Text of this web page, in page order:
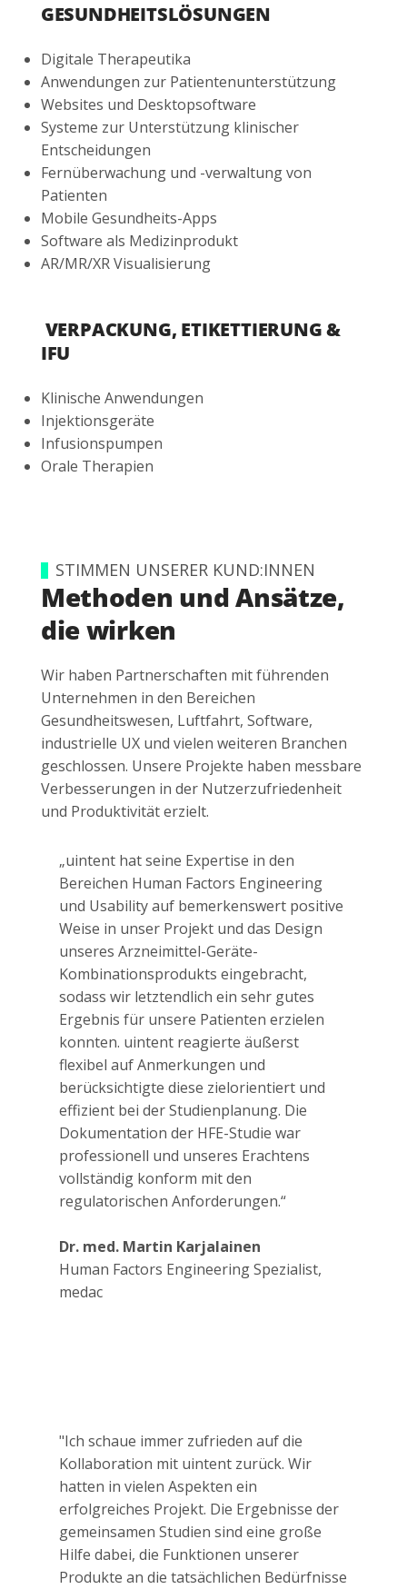
GESUNDHEITSLÖSUNGEN
VERPACKUNG, ETIKETTIERUNG &
IFU
Digitale Therapeutika
Anwendungen zur Patientenunterstützung
Websites und Desktopsoftware
Systeme zur Unterstützung klinischer
Entscheidungen
Fernüberwachung und -verwaltung von
Patienten
Mobile Gesundheits-Apps
Software als Medizinprodukt
AR/MR/XR Visualisierung
Klinische Anwendungen
Injektionsgeräte
Infusionspumpen
Orale Therapien
STIMMEN UNSERER KUND:INNEN
Methoden und Ansätze,
die wirken
Wir haben Partnerschaften mit führenden
Unternehmen in den Bereichen
Gesundheitswesen, Luftfahrt, Software,
industrielle UX und vielen weiteren Branchen
geschlossen. Unsere Projekte haben messbare
Verbesserungen in der Nutzerzufriedenheit
und Produktivität erzielt.
„uintent hat seine Expertise in den
Bereichen Human Factors Engineering
und Usability auf bemerkenswert positive
Weise in unser Projekt und das Design
unseres Arzneimittel-Geräte-
Kombinationsprodukts eingebracht,
sodass wir letztendlich ein sehr gutes
Ergebnis für unsere Patienten erzielen
konnten. uintent reagierte äußerst
flexibel auf Anmerkungen und
berücksichtigte diese zielorientiert und
effizient bei der Studienplanung. Die
Dokumentation der HFE-Studie war
professionell und unseres Erachtens
vollständig konform mit den
regulatorischen Anforderungen.“
Dr. med. Martin Karjalainen
Human Factors Engineering Spezialist,
medac
"Ich schaue immer zufrieden auf die
Kollaboration mit uintent zurück. Wir
hatten in vielen Aspekten ein
erfolgreiches Projekt. Die Ergebnisse der
gemeinsamen Studien sind eine große
Hilfe dabei, die Funktionen unserer
Produkte an die tatsächlichen Bedürfnisse